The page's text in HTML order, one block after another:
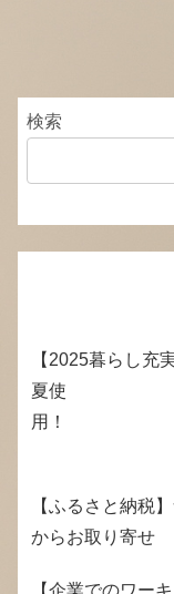
検索
【2025暮らし充
夏使
【ふるさと納税
からお取り寄せ